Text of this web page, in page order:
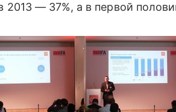
2013 — 37%, а в первой